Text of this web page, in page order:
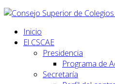
Inicio
El CSCAE
Presidencia
Programa de
Secretaría